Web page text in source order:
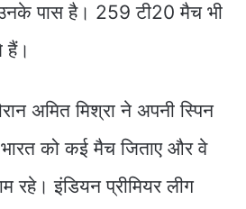
पास है। 259 टी20 मैच भी
हैं।
अमित मिश्रा ने अपनी स्पिन
को कई मैच जिताए और वे
रहे। इंडियन प्रीमियर लीग